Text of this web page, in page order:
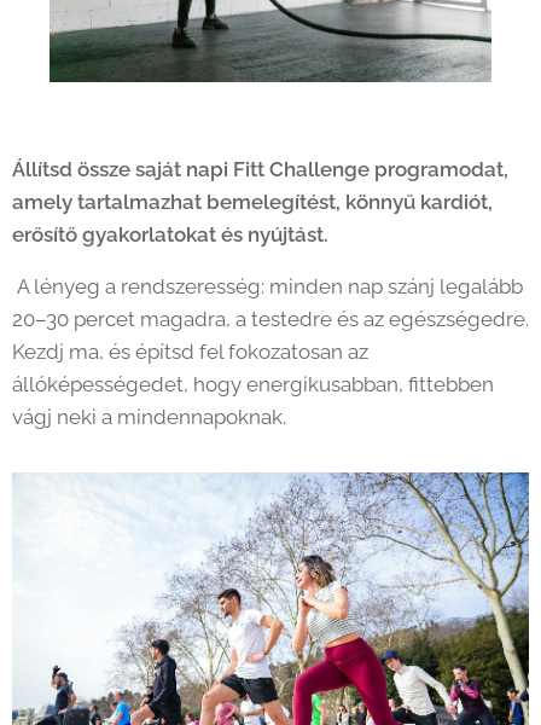
Állítsd össze saját napi Fitt Challenge programodat,
amely tartalmazhat bemelegítést, könnyű kardiót,
erősítő gyakorlatokat és nyújtást.
A lényeg a rendszeresség: minden nap szánj legalább
20–30 percet magadra, a testedre és az egészségedre.
Kezdj ma, és építsd fel fokozatosan az
állóképességedet, hogy energikusabban, fittebben
vágj neki a mindennapoknak.